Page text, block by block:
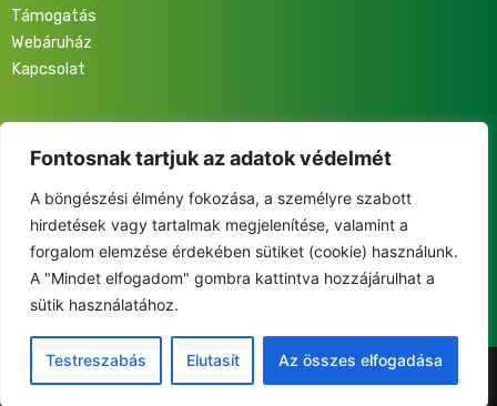
Fontosnak tartjuk az adatok védelmét
A böngészési élmény fokozása, a személyre szabott
hirdetések vagy tartalmak megjelenítése, valamint a
forgalom elemzése érdekében sütiket (cookie) használunk.
A "Mindet elfogadom" gombra kattintva hozzájárulhat a
sütik használatához.
Testreszabás Elutasít Az összes elfogadása
Támogatás
Webáruház
Kapcsolat
eseményeinkről és közösségünk életéről!
This site is protected by reCAPTCHA and the Google
Privacy Policy
©2025 Fiatalok a Nemzetért Alapítvány. Minden jog fenntartva.
Adatkezelési Tájékoztató|Impresszum